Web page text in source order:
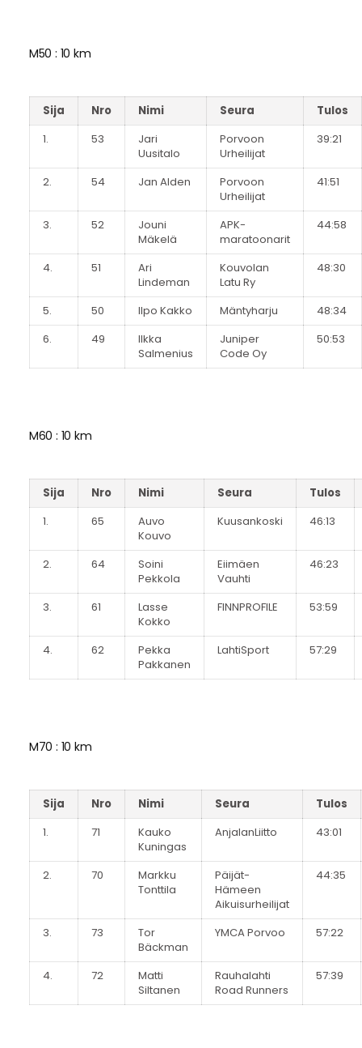
M50 : 10 km
Sija Nro Nimi Seura
Tulos
1.
53
Jari
Uusitalo
Porvoon
Urheilijat
39:21
2. 54 Jan Alden
Porvoon
Urheilijat
41:51
3. 52
Jouni
Mäkelä
APK-
maratoonarit
44:58
4. 51
Ari
Lindeman
Kouvolan
Latu Ry
48:30
5. 50 Ilpo Kakko Mäntyharju
48:34
6.
49
Ilkka
Salmenius
Juniper
Code Oy
50:53
M60 : 10 km
Sija Nro Nimi Seura
Tulos
1.
65
Auvo
Kouvo
Kuusankoski 46:13
2. 64
Soini
Pekkola
Eiimäen
Vauhti
46:23
3. 61
Lasse
Kokko
FINNPROFILE 53:59
4. 62
Pekka
Pakkanen
LahtiSport 57:29
M70 : 10 km
Sija Nro Nimi Seura
Tulos
1.
71
Kauko
Kuningas
AnjalanLiitto 43:01
2. 70
Markku
Tonttila
Päijät-
Hämeen
Aikuisurheilijat
44:35
3. 73
Tor
Bäckman
YMCA Porvoo 57:22
4. 72
Matti
Siltanen
Rauhalahti
Road Runners
57:39